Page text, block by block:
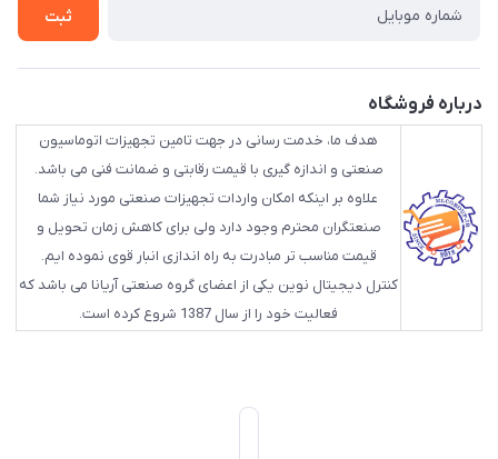
ثبت
درباره فروشگاه
هدف ما، خدمت رسانی در جهت تامین تجهیزات اتوماسیون
صنعتی و اندازه گیری با قیمت رقابتی و ضمانت فنی می باشد.
علاوه بر اینکه امکان واردات تجهیزات صنعتی مورد نیاز شما
صنعتگران محترم وجود دارد ولی برای کاهش زمان تحویل و
قیمت مناسب تر مبادرت به راه اندازی انبار قوی نموده ایم.
کنترل دیجیتال نوین یکی از اعضای گروه صنعتی آریانا می باشد که
فعالیت خود را از سال 1387 شروع کرده است.